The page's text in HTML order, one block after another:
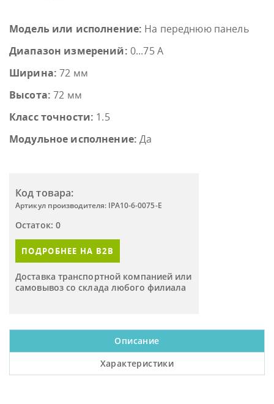
Модель или исполнение: На переднюю панель
Диапазон измерений: 0...75 А
Ширина: 72 мм
Высота: 72 мм
Класс точности: 1.5
Модульное исполнение: Да
Код товара:
Артикул производителя: IPA10-6-0075-E
Остаток: 0
ПОДРОБНЕЕ НА B2B
Доставка транспортной компанией или
самовывоз со склада любого филиала
Описание
Характеристики